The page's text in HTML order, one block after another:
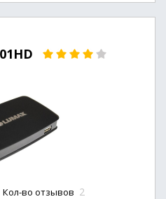
Кол-во отзывов 2